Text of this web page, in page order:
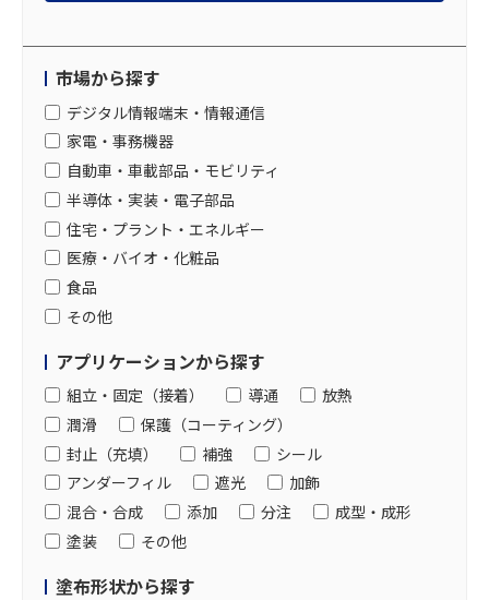
市場から探す
デジタル情報端末・情報通信
家電・事務機器
自動車・車載部品・モビリティ
半導体・実装・電子部品
住宅・プラント・エネルギー
医療・バイオ・化粧品
食品
その他
アプリケーションから探す
組立・固定（接着） 導通
放熱
潤滑
保護（コーティング）
封止（充填）
補強
シール
アンダーフィル
遮光
加飾
混合・合成
添加 分注
成型・成形
塗装
その他
塗布形状から探す